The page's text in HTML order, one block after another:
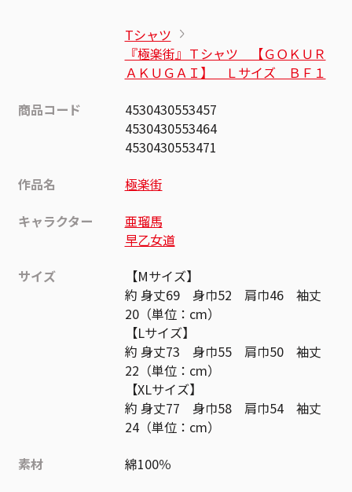
Tシャツ
『極楽街』Ｔシャツ 【ＧＯＫＵＲ
ＡＫＵＧＡＩ】 Ｌサイズ ＢＦ１
商品コード
4530430553457
4530430553464
4530430553471
作品名
極楽街
キャラクター
亜瑠馬
早乙女道
サイズ
【Mサイズ】
約 身丈69 身巾52 肩巾46 袖丈
20（単位：cm）
【Lサイズ】
約 身丈73 身巾55 肩巾50 袖丈
22（単位：cm）
【XLサイズ】
約 身丈77 身巾58 肩巾54 袖丈
24（単位：cm）
素材
綿100％